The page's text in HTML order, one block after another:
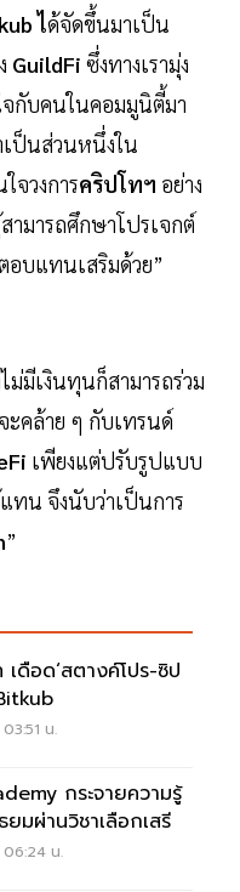
ได้จัดขึ้นมาเป็น
GuildFi ซึ่งทางเรามุ่ง
จกับคนในคอมมูนิตี้มา
เป็นส่วนหนึ่งใน
วงการคริปโทฯ อย่าง
ามารถศึกษาโปรเจกต์
บแทนเสริมด้วย”
มีเงินทุนก็สามารถร่วม
ะคล้าย ๆ กับเทรนด์
เพียงแต่ปรับรูปแบบ
ทน จึงนับว่าเป็นการ
”
เดือด‘สตางค์โปร-ซิป
น.
กระจายความรู้
มผ่านวิชาเลือกเสรี
06:24 น.